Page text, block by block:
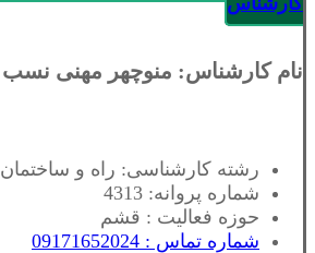
نام کارشناس: منوچهر مهنی نسب
رشته کارشناسی: راه و ساختمان
شماره پروانه: 4313
حوزه فعالیت : قشم
شماره تماس : 09171652024